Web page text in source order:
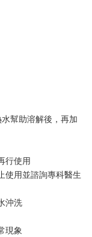
幫助溶解後，再加
行使用
使用並諮詢專科醫生
沖洗
現象